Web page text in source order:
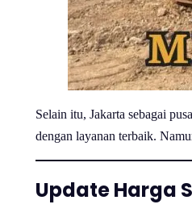
Selain itu, Jakarta sebagai
dengan layanan terbaik.
Update Harga